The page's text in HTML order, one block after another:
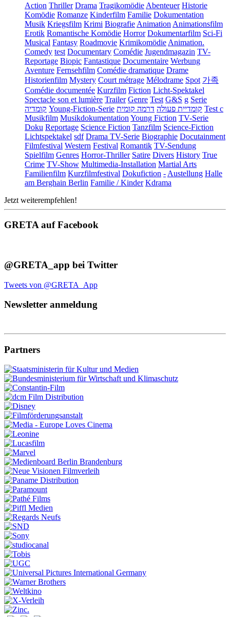
Action Thriller Drama Tragikomödie Abenteuer Historie
Komödie Romanze Kinderfilm Familie Dokumentation
Musik Kriegsfilm Krimi Biografie Animation Animationsfilm
Erotik Romantische Komödie Horror Dokumentarfilm Sci-Fi
Musical Fantasy Roadmovie Krimikomödie Animation.
Comedy test Documentary Comédie Jugendmagazin TV-
Reportage Biopic Fantastique Documentaire Werbung
Aventure Fernsehfilm Comédie dramatique Drame
Historienfilm Mystery Court métrage Mélodrame Spot 가족
Comédie documentée Kurzfilm Fiction Licht-Spektakel
Spectacle son et lumière Trailer Genre Test G&S g Serie
קומדיה Young-Fiction-Serie קומדיית פעולה דרמה קומית
Test c
Musikfilm Musikdokumentation Young Fiction TV-Serie
Doku Reportage Science Fiction Tanzfilm Science-Fiction
Lichtspektakel sdf Drama TV-Serie Biographie Docutainment
Filmfestival Western Festival Romantik TV-Sendung
Spielfilm Genres Horror-Thriller Satire Divers History True
Crime TV-Show Multimedia-Installation Martial Arts
Familienfilm Kurzfilmfestival Dokufiction - Austellung Halle
am Berghain Berlin Familie / Kinder Kdrama
Jetzt weiterempfehlen!
GRETA auf Facebook
@GRETA_app bei Twitter
Tweets von @GRETA_App
Newsletter anmeldung
Partners